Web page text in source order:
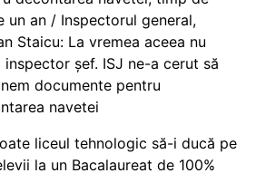
un an / Inspectorul general,
Staicu: La vremea aceea nu
inspector șef. ISJ ne-a cerut să
documente pentru
navetei
liceul tehnologic să-i ducă pe
la un Bacalaureat de 100%